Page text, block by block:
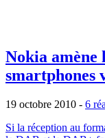
Nokia amène
smartphones
19 octobre 2010 - 6
Si la réception au